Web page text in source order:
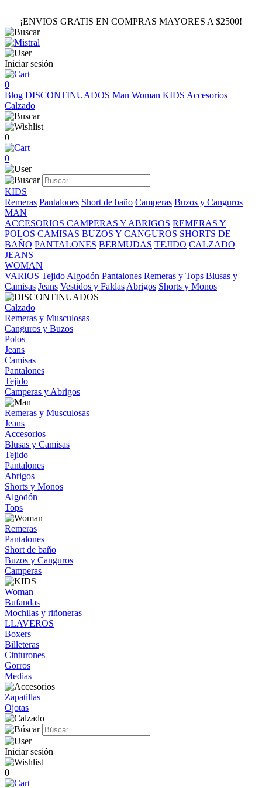
¡ENVIOS GRATIS EN COMPRAS MAYORES A $2500!
Iniciar sesión
0
Blog DISCONTINUADOS Man Woman KIDS Accesorios
Calzado
0
0
KIDS
Remeras Pantalones Short de baño Camperas Buzos y Canguros
MAN
ACCESORIOS CAMPERAS Y ABRIGOS REMERAS Y
POLOS CAMISAS BUZOS Y CANGUROS SHORTS DE
BAÑO PANTALONES BERMUDAS TEJIDO CALZADO
JEANS
WOMAN
VARIOS Tejido Algodón Pantalones Remeras y Tops Blusas y
Camisas Jeans Vestidos y Faldas Abrigos Shorts y Monos
Calzado
Remeras y Musculosas
Canguros y Buzos
Polos
Jeans
Camisas
Pantalones
Tejido
Camperas y Abrigos
Remeras y Musculosas
Jeans
Accesorios
Blusas y Camisas
Tejido
Pantalones
Abrigos
Shorts y Monos
Algodón
Tops
Remeras
Pantalones
Short de baño
Buzos y Canguros
Camperas
Woman
Bufandas
Mochilas y riñoneras
LLAVEROS
Boxers
Billeteras
Cinturones
Gorros
Medias
Zapatillas
Ojotas
Iniciar sesión
0